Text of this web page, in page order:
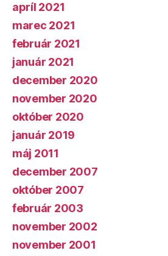
apríl 2021
marec 2021
február 2021
január 2021
december 2020
november 2020
október 2020
január 2019
máj 2011
december 2007
október 2007
február 2003
november 2002
november 2001